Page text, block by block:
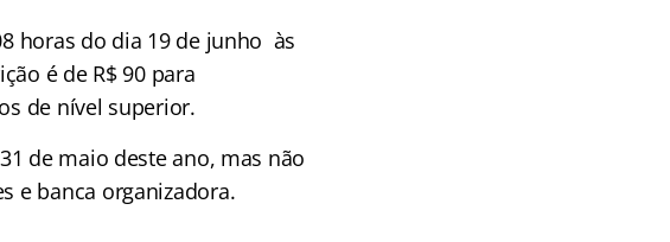
horas do dia 19 de junho às
é de R$ 90 para
de nível superior.
de maio deste ano, mas não
e banca organizadora.